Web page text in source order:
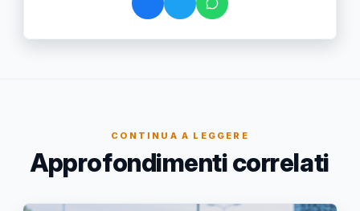
CONTINUA A LEGGERE
Approfondimenti correlati